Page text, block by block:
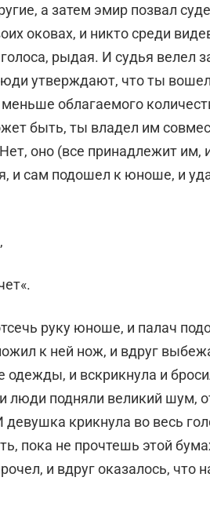
а затем эмир позвал
оковах, и никто среди
рыдая. И судья велел
утверждают, что ты
облагаемого
быть, ты владел им
оно (все принадлежит им,
и сам подошел к юноше, и
руку юноше, и палач
к ней нож, и вдруг
одежды, и вскрикнула и
люди подняли великий шум,
крикнула во весь
пока не прочтешь этой
и вдруг оказалось, что